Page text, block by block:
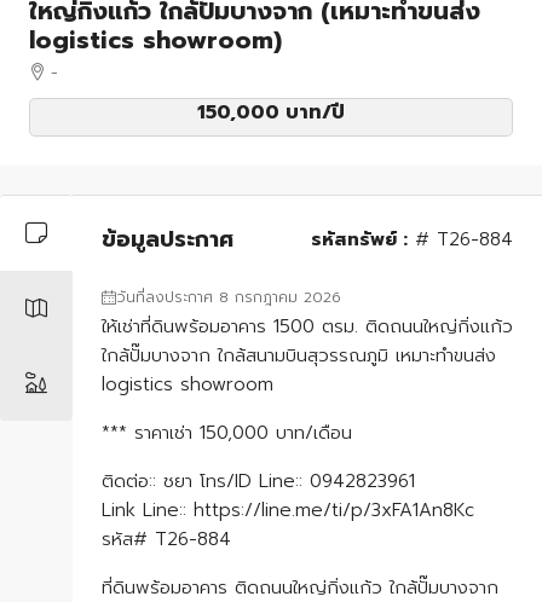
ใหญ่กิ่งแก้ว ใกล้ปั๊มบางจาก (เหมาะทำขนส่ง
logistics showroom)
-
150,000 บาท/ปี
ข้อมูลประกาศ รหัสทรัพย์ : # T26-884
วันที่ลงประกาศ 8 กรกฎาคม 2026
ให้เช่าที่ดินพร้อมอาคาร 1500 ตรม. ติดถนนใหญ่กิ่งแก้ว
ใกล้ปั๊มบางจาก ใกล้สนามบินสุวรรณภูมิ เหมาะทำขนส่ง
logistics showroom
*** ราคาเช่า 150,000 บาท/เดือน
ติดต่อ:: ชยา โทร/ID Line:: 0942823961
Link Line:: https://line.me/ti/p/3xFA1An8Kc
รหัส# T26-884
ที่ดินพร้อมอาคาร ติดถนนใหญ่กิ่งแก้ว ใกล้ปั๊มบางจาก